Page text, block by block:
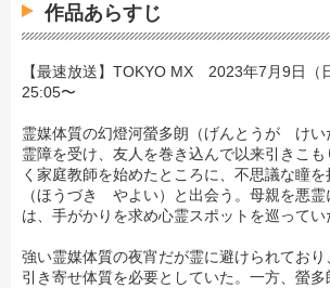
作品あらすじ
【最速放送】TOKYO MX 2023年7月9日（
25:05〜
霊媒体質の幻燈河螢多朗（げんとうが けい
霊障を受け、友人を巻き込んで以来引きこ
く家庭教師を始めたところに、不思議な瞳
（ほうづき やよい）と出会う。母親を悪
は、手がかりを求め心霊スポットを巡ってい
強い霊媒体質の夜宵だが霊に避けられてお
引き寄せ体質を必要としていた。一方、螢多